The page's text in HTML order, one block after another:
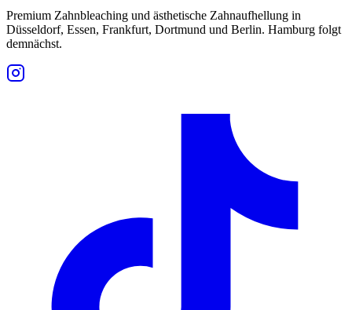
Premium Zahnbleaching und ästhetische Zahnaufhellung in
Düsseldorf, Essen, Frankfurt, Dortmund und Berlin. Hamburg folgt
demnächst.